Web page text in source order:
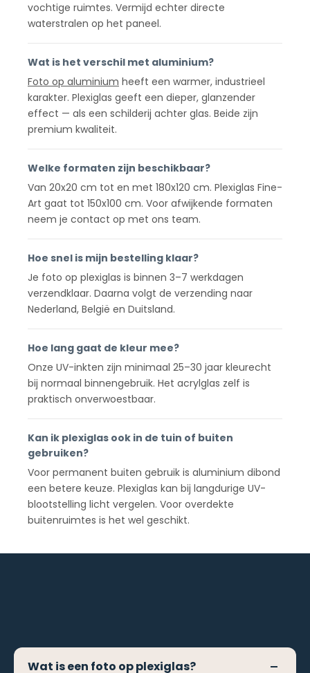
vochtige ruimtes. Vermijd echter directe
waterstralen op het paneel.
Wat is het verschil met aluminium?
Foto op aluminium heeft een warmer, industrieel
karakter. Plexiglas geeft een dieper, glanzender
effect — als een schilderij achter glas. Beide zijn
premium kwaliteit.
Welke formaten zijn beschikbaar?
Van 20x20 cm tot en met 180x120 cm. Plexiglas Fine-
Art gaat tot 150x100 cm. Voor afwijkende formaten
neem je contact op met ons team.
Hoe snel is mijn bestelling klaar?
Je foto op plexiglas is binnen 3–7 werkdagen
verzendklaar. Daarna volgt de verzending naar
Nederland, België en Duitsland.
Hoe lang gaat de kleur mee?
Onze UV-inkten zijn minimaal 25–30 jaar kleurecht
bij normaal binnengebruik. Het acrylglas zelf is
praktisch onverwoestbaar.
Kan ik plexiglas ook in de tuin of buiten
gebruiken?
Voor permanent buiten gebruik is aluminium dibond
een betere keuze. Plexiglas kan bij langdurige UV-
blootstelling licht vergelen. Voor overdekte
buitenruimtes is het wel geschikt.
Wat is een foto op plexiglas?